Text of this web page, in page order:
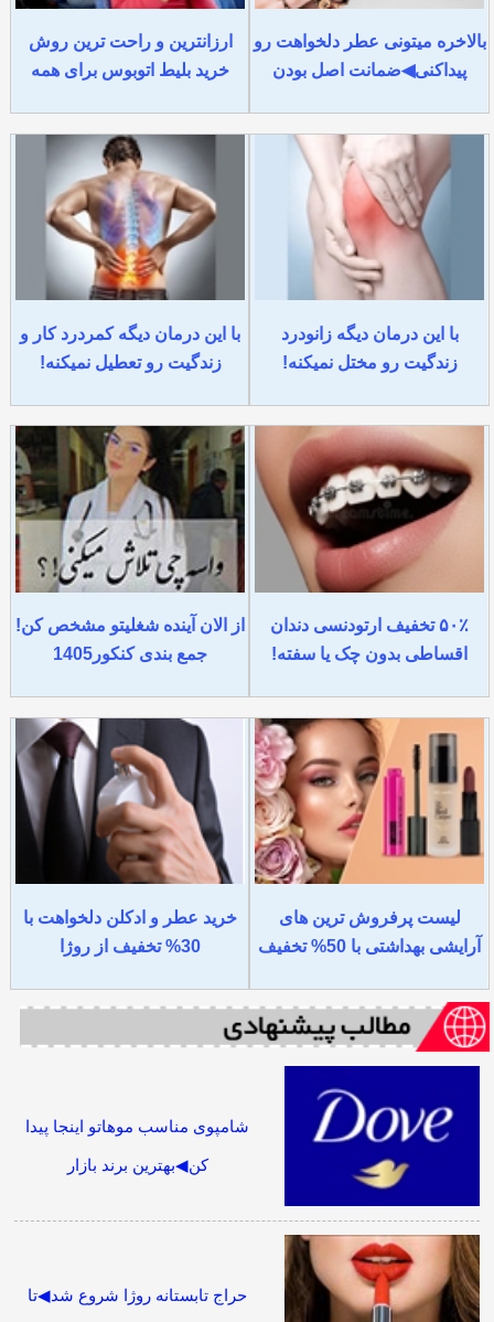
بالاخره میتونی عطر دلخواهت رو
پیداکنی◀ضمانت اصل بودن
ارزانترین و راحت ترین روش
خرید بلیط اتوبوس برای همه
با این درمان دیگه زانودرد
زندگیت رو مختل نمیکنه!
با این درمان دیگه کمردرد کار و
زندگیت رو تعطیل نمیکنه!
۵۰٪ تخفیف ارتودنسی دندان
اقساطی بدون چک یا سفته!
از الان آینده شغلیتو مشخص کن!
جمع بندی کنکور1405
لیست پرفروش ترین های
آرایشی بهداشتی با 50% تخفیف
خرید عطر و ادکلن دلخواهت با
30% تخفیف از روژا
شامپوی مناسب موهاتو اینجا پیدا
کن◀بهترین برند بازار
حراج تابستانه روژا شروع شد◀تا